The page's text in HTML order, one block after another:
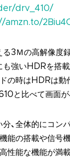
drv_410/
amzn.to/
3Ｍの高解像度
も強いHDRを搭
の時はHDRは動
と比べて画面が
、全体的にコン
能の搭載や信号
性能な機能が満